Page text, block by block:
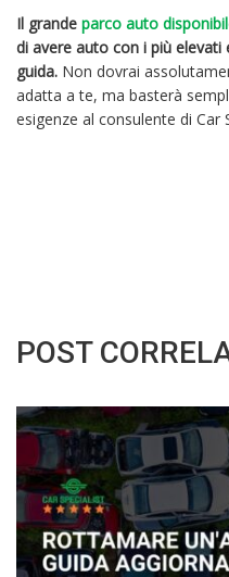
Il grande parco auto
di avere auto con i più
guida. Non dovrai
adatta a te, ma basterà
esigenze al consulente di Car
POST